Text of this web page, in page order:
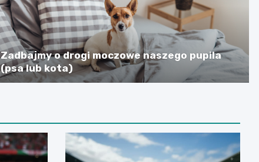
Zadbajmy o drogi moczowe naszego pupila
(psa lub kota)